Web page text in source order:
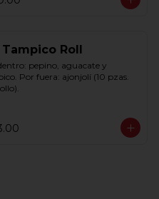
Tampico Roll
pepino, aguacate y
Por fuera: ajonjolí (10 pzas.